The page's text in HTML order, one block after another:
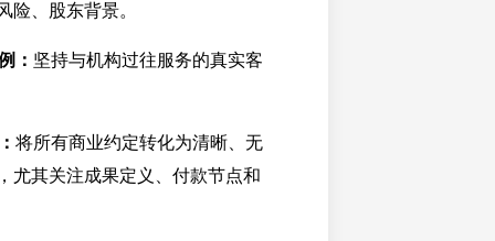
险、股东背景。
： 坚持与机构过往服务的真实客
将所有商业约定转化为清晰、无
尤其关注成果定义、付款节点和